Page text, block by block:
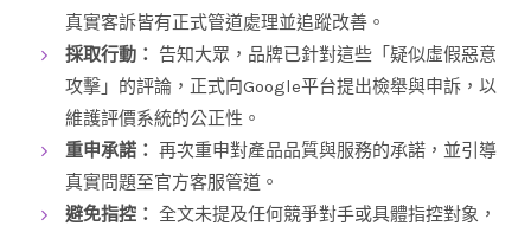
真實客訴皆有正式管道處理並追蹤改善。
採取行動： 告知大眾，品牌已針對這些「疑似虛假惡意
攻擊」的評論，正式向Google平台提出檢舉與申訴，以
維護評價系統的公正性。
重申承諾： 再次重申對產品品質與服務的承諾，並引導
真實問題至官方客服管道。
避免指控： 全文未提及任何競爭對手或具體指控對象，